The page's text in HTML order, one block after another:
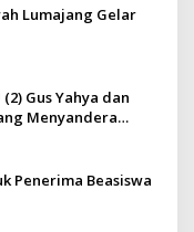
Lumajang Gelar
Gus Yahya dan
Menyandera
Penerima Beasiswa